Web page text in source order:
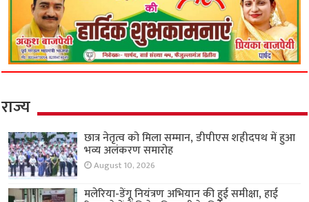
राज्य
छात्र नेतृत्व को मिला सम्मान, डीपीएस शहीदपथ में हुआ
भव्य अलंकरण समारोह
August 10, 2026
मलेरिया-डेंगू नियंत्रण अभियान की हुई समीक्षा, हाई